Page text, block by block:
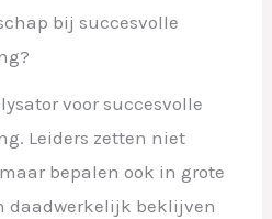
bij succesvolle
voor succesvolle
Leiders zetten niet
bepalen ook in grote
daadwerkelijk beklijven